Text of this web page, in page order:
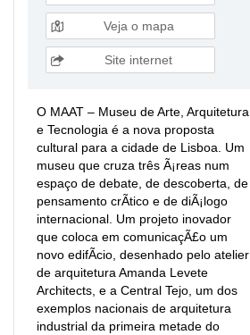
Veja o mapa
Site internet
O MAAT – Museu de Arte, Arquitetura
e Tecnologia é a nova proposta
cultural para a cidade de Lisboa. Um
museu que cruza três Ã¡reas num
espaço de debate, de descoberta, de
pensamento crÃ­tico e de diÃ¡logo
internacional. Um projeto inovador
que coloca em comunicaçÃ£o um
novo edifÃ­cio, desenhado pelo atelier
de arquitetura Amanda Levete
Architects, e a Central Tejo, um dos
exemplos nacionais de arquitetura
industrial da primeira metade do